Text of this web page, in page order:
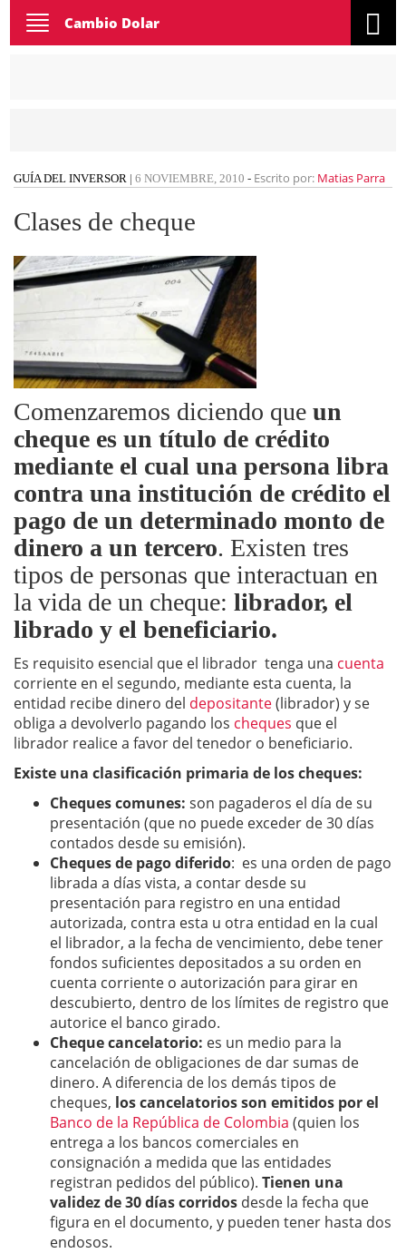
Toggle
navigation
Cambio Dolar
GUÍA DEL INVERSOR | 6 NOVIEMBRE, 2010 - Escrito por: Matias Parra
Clases de cheque
Comenzaremos diciendo que un
cheque es un título de crédito
mediante el cual una persona libra
contra una institución de crédito el
pago de un determinado monto de
dinero a un tercero. Existen tres
tipos de personas que interactuan en
la vida de un cheque: librador, el
librado y el beneficiario.
Es requisito esencial que el librador tenga una cuenta
corriente en el segundo, mediante esta cuenta, la
entidad recibe dinero del depositante(librador) y se
obliga a devolverlo pagando los cheques que el
librador realice a favor del tenedor o beneficiario.
Existe una clasificación primaria de los cheques:
Cheques comunes: son pagaderos el día de su
presentación (que no puede exceder de 30 días
contados desde su emisión).
Cheques de pago diferido: es una orden de pago
librada a días vista, a contar desde su
presentación para registro en una entidad
autorizada, contra esta u otra entidad en la cual
el librador, a la fecha de vencimiento, debe tener
fondos suficientes depositados a su orden en
cuenta corriente o autorización para girar en
descubierto, dentro de los límites de registro que
autorice el banco girado.
Cheque cancelatorio: es un medio para la
cancelación de obligaciones de dar sumas de
dinero. A diferencia de los demás tipos de
cheques, los cancelatorios son emitidos por el
Banco de la República de Colombia (quien los
entrega a los bancos comerciales en
consignación a medida que las entidades
registran pedidos del público). Tienen una
validez de 30 días corridos desde la fecha que
figura en el documento, y pueden tener hasta dos
endosos.